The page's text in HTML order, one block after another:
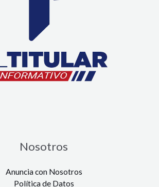
Nosotros
Anuncia con Nosotros
Política de Datos